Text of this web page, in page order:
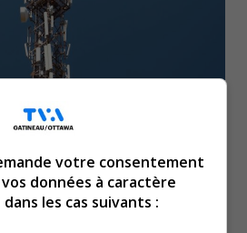
par cet
l’Outaouais, qui
votre consentement
données à caractère
les cas suivants :